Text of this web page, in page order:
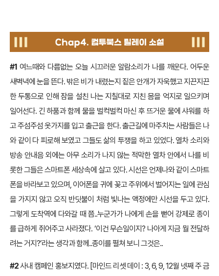
#1 여느때와 다름없는 오늘 시끄러운 알람소리가 나를 깨운다. 어두운
새벽녁에 눈을 뜬다. 밖은 비가 내렸는지 짙은 안개가 자욱했고 지끈지끈
한 두통으로 인해 잠을 설친 나는 지칠대로 지친 몸을 억지로 일으키며
일어선다. 긴 하품과 함께 물을 벌컥벌컥 마신 후 뜨거운 물에 샤워를 하
고 주섬주섬 옷가지를 입고 출근을 한다. 출근길에 마주치는 사람들은 나
와 같이 다 피로해 보였고 그들도 삶의 투쟁을 하고 있었다. 열차 소리와
방송 안내음 외에는 아무 소리가 나지 않는 적막한 열차 안에서 나를 비
롯한 그들은 스마트폰 세상속에 살고 있다. 시선은 언제나와 같이 스마트
폰을 바라보고 있으며, 이어폰을 귀에 꽂고 주위에서 벌어지는 일에 관심
을 가지지 않고 오직 반딧불이 처럼 빛나는 액정에만 시선을 두고 있다.
그렇게 도착역에 다와갈 때 쯤..누군가가 나에게 손을 뻗어 강제로 종이
를 급하게 쥐어주고 사라졌다. ‘이건 무슨일이지? 나아게 지금 뭘 전달하
려는 거지?’라는 생각과 함께..종이를 펼쳐 보니 그것은..
#2사내 캠페인 홍보지였다. [마인드 리셋 데이 : 3, 6, 9, 12월 넷째 주 금